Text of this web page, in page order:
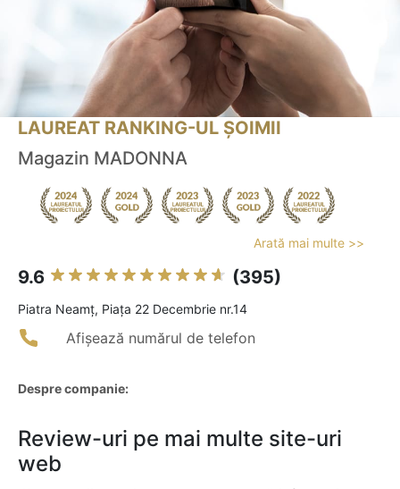
LAUREAT RANKING-UL ȘOIMII
Magazin MADONNA
Arată mai multe >>
9.6 (395)
Piatra Neamţ, Piața 22 Decembrie nr.14
Afișează numărul de telefon
Despre companie:
Review-uri pe mai multe site-uri
web